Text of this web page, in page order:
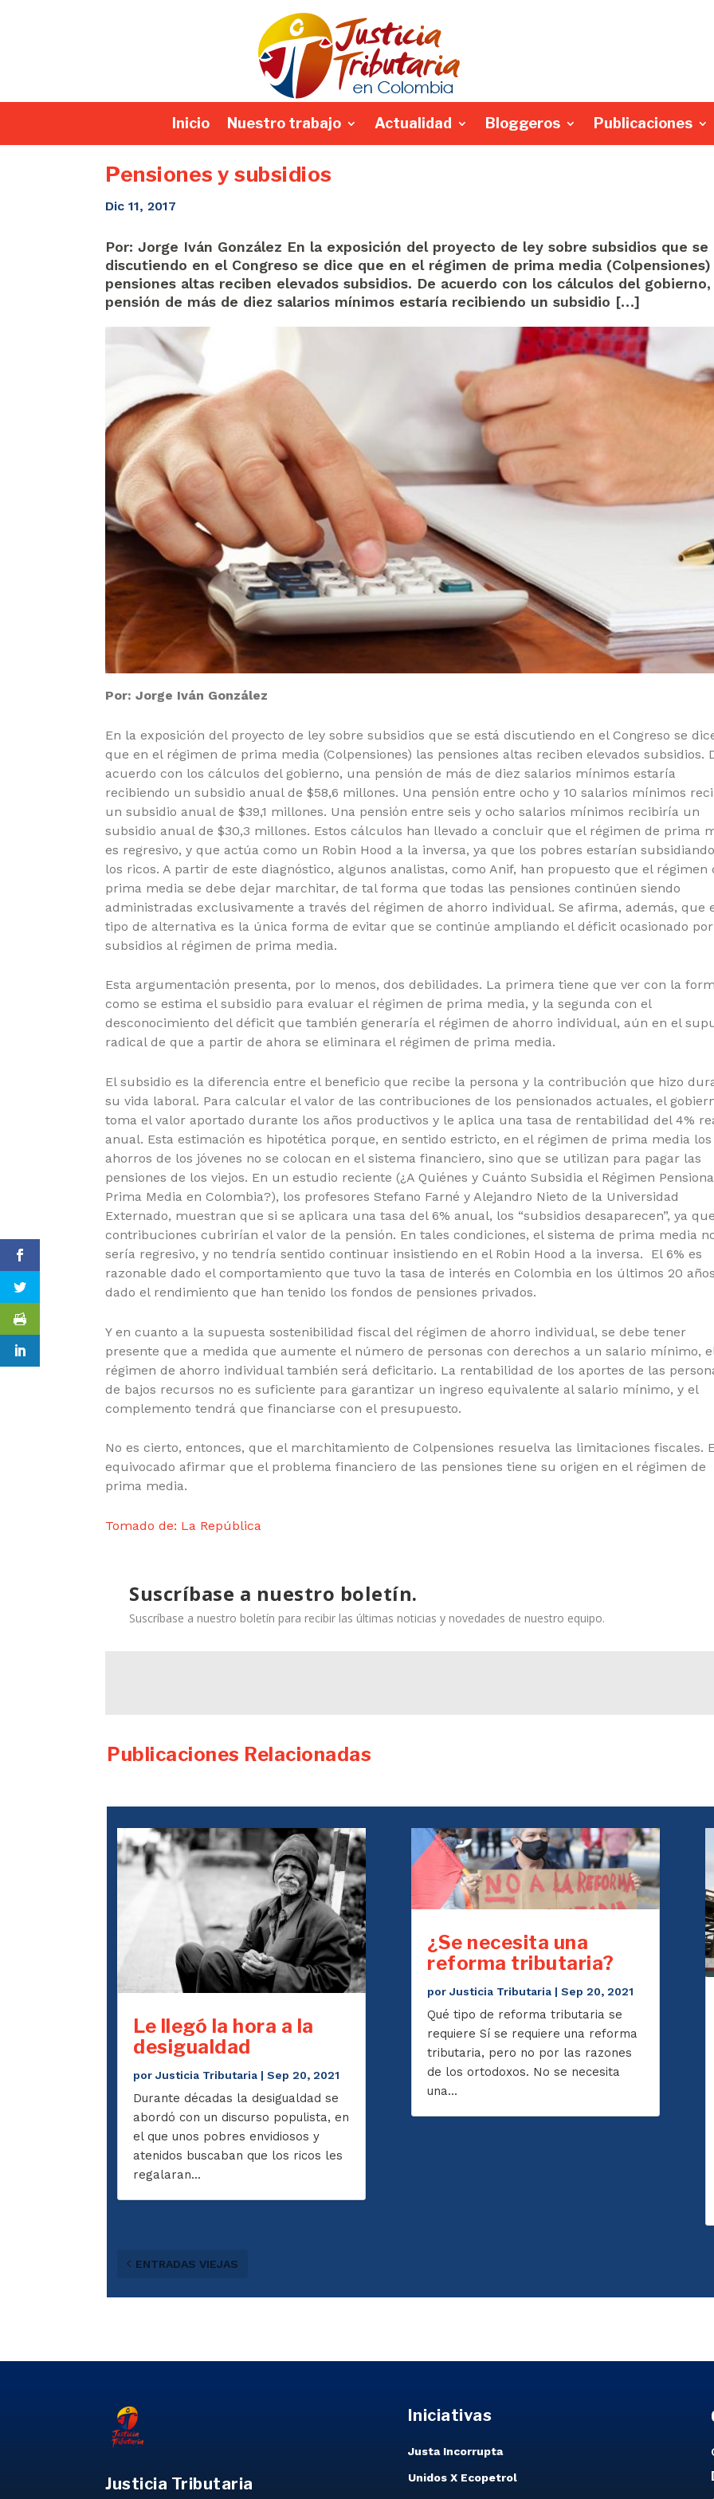
Inicio Nuestro trabajo Actualidad Bloggeros Publicaciones
Pensiones y subsidios
Dic 11, 2017
Por: Jorge Iván González En la exposición del proyecto de ley sobre subsidios que se
discutiendo en el Congreso se dice que en el régimen de prima media (Colpensiones)
pensiones altas reciben elevados subsidios. De acuerdo con los cálculos del gobierno,
pensión de más de diez salarios mínimos estaría recibiendo un subsidio […]
Por: Jorge Iván González
En la exposición del proyecto de ley sobre subsidios que se está discutiendo en el Congreso se
que en el régimen de prima media (Colpensiones) las pensiones altas reciben elevados subsidios.
acuerdo con los cálculos del gobierno, una pensión de más de diez salarios mínimos estaría
recibiendo un subsidio anual de $58,6 millones. Una pensión entre ocho y 10 salarios mínimos
un subsidio anual de $39,1 millones. Una pensión entre seis y ocho salarios mínimos recibiría un
subsidio anual de $30,3 millones. Estos cálculos han llevado a concluir que el régimen de prima
es regresivo, y que actúa como un Robin Hood a la inversa, ya que los pobres estarían
los ricos. A partir de este diagnóstico, algunos analistas, como Anif, han propuesto que el régimen
prima media se debe dejar marchitar, de tal forma que todas las pensiones continúen siendo
administradas exclusivamente a través del régimen de ahorro individual. Se afirma, además, que
tipo de alternativa es la única forma de evitar que se continúe ampliando el déficit ocasionado
subsidios al régimen de prima media.
Esta argumentación presenta, por lo menos, dos debilidades. La primera tiene que ver con la
como se estima el subsidio para evaluar el régimen de prima media, y la segunda con el
desconocimiento del déficit que también generaría el régimen de ahorro individual, aún en el
radical de que a partir de ahora se eliminara el régimen de prima media.
El subsidio es la diferencia entre el beneficio que recibe la persona y la contribución que hizo
su vida laboral. Para calcular el valor de las contribuciones de los pensionados actuales, el
toma el valor aportado durante los años productivos y le aplica una tasa de rentabilidad del 4%
anual. Esta estimación es hipotética porque, en sentido estricto, en el régimen de prima media los
ahorros de los jóvenes no se colocan en el sistema financiero, sino que se utilizan para pagar las
pensiones de los viejos. En un estudio reciente (¿A Quiénes y Cuánto Subsidia el Régimen
Prima Media en Colombia?), los profesores Stefano Farné y Alejandro Nieto de la Universidad
Externado, muestran que si se aplicara una tasa del 6% anual, los “subsidios desaparecen”, ya
contribuciones cubrirían el valor de la pensión. En tales condiciones, el sistema de prima media
sería regresivo, y no tendría sentido continuar insistiendo en el Robin Hood a la inversa. El 6% es
razonable dado el comportamiento que tuvo la tasa de interés en Colombia en los últimos 20
dado el rendimiento que han tenido los fondos de pensiones privados.
Y en cuanto a la supuesta sostenibilidad fiscal del régimen de ahorro individual, se debe tener
presente que a medida que aumente el número de personas con derechos a un salario mínimo,
régimen de ahorro individual también será deficitario. La rentabilidad de los aportes de las
de bajos recursos no es suficiente para garantizar un ingreso equivalente al salario mínimo, y el
complemento tendrá que financiarse con el presupuesto.
No es cierto, entonces, que el marchitamiento de Colpensiones resuelva las limitaciones fiscales.
equivocado afirmar que el problema financiero de las pensiones tiene su origen en el régimen de
prima media.
Tomado de: La República
Suscríbase a nuestro boletín.
Suscríbase a nuestro boletín para recibir las últimas noticias y novedades de nuestro equipo.
Publicaciones Relacionadas
Le llegó la hora a la
desigualdad
porJusticia Tributaria |Sep 20, 2021
Durante décadas la desigualdad se
abordó con un discurso populista, en
el que unos pobres envidiosos y
atenidos buscaban que los ricos les
regalaran...
¿Se necesita una
reforma tributaria?
porJusticia Tributaria |Sep 20, 2021
Qué tipo de reforma tributaria se
requiere Sí se requiere una reforma
tributaria, pero no por las razones
de los ortodoxos. No se necesita
una...
ENTRADAS VIEJAS
Justicia Tributaria
Iniciativas
Justa Incorrupta
Unidos X Ecopetrol